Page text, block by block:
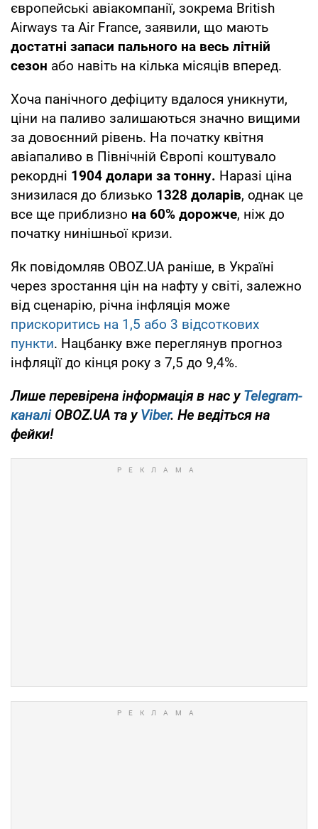
європейські авіакомпанії, зокрема British
Airways та Air France, заявили, що мають
достатні запаси пального на весь літній
сезон або навіть на кілька місяців вперед.
Хоча панічного дефіциту вдалося уникнути,
ціни на паливо залишаються значно вищими
за довоєнний рівень. На початку квітня
авіапаливо в Північній Європі коштувало
рекордні 1904 долари за тонну. Наразі ціна
знизилася до близько 1328 доларів, однак це
все ще приблизно на 60% дорожче, ніж до
початку нинішньої кризи.
Як повідомляв OBOZ.UA раніше, в Україні
через зростання цін на нафту у світі, залежно
від сценарію, річна інфляція може
прискоритись на 1,5 або 3 відсоткових
пункти. Нацбанку вже переглянув прогноз
інфляції до кінця року з 7,5 до 9,4%.
Лише перевірена інформація в нас уTelegram-
каналіOBOZ.UA та уViber. Не ведіться на
фейки!